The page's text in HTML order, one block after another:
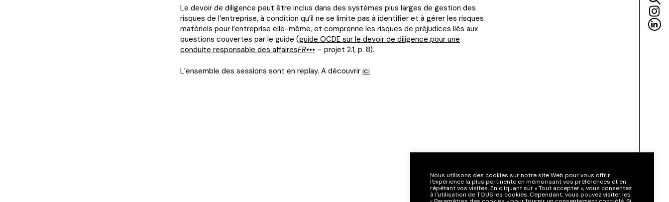
Le devoir de diligence peut être inclus dans des systèmes plus larges de gestion des
risques de l’entreprise, à condition qu’il ne se limite pas à identifier et à gérer les risques
matériels pour l’entreprise elle-même, et comprenne les risques de préjudices liés aux
questions couvertes par le guide (guide OCDE sur le devoir de diligence pour une
conduite responsable des affairesFR••• – projet 2.1, p. 8).
L’ensemble des sessions sont en replay. A découvrir ici
Nous utilisons des cookies sur notre site Web pour vous offrir
l'expérience la plus pertinente en mémorisant vos préférences et en
répétant vos visites. En cliquant sur « Tout accepter », vous consentez
à l'utilisation de TOUS les cookies. Cependant, vous pouvez visiter les